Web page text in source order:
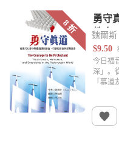
魏爾斯